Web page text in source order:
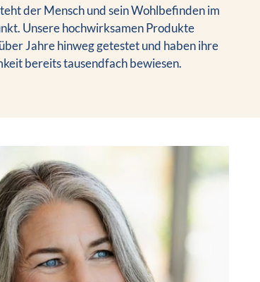
der Mensch und sein Wohlbefinden im
Unsere hochwirksamen Produkte
Jahre hinweg getestet und haben ihre
bereits tausendfach bewiesen.